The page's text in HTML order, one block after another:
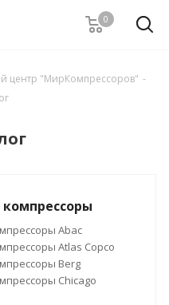
0
центр "МирКомпрессоров" -
Abac
Atlas Copco
Berg
Chicago